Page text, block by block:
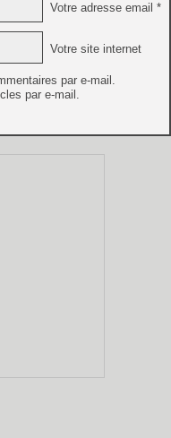
Votre adresse email *
Votre site internet
par e-mail.
par e-mail.